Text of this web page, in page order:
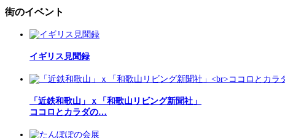
街のイベント
イギリス見聞録
「近鉄和歌山」ｘ「和歌山リビング新聞社」
ココロとカラダの…